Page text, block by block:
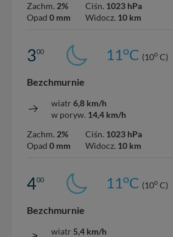
Zachm. 2%
Opad 0 mm
Ciśn. 1023 hPa
Widocz. 10 km
300 11oC (10o C)
Bezchmurnie
wiatr 6,8 km/h
w poryw. 14,4 km/h
Zachm. 2%
Opad 0 mm
Ciśn. 1023 hPa
Widocz. 10 km
400 11oC (10o C)
Bezchmurnie
wiatr 5,4 km/h